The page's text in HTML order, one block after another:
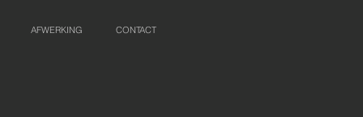
AFWERKING CONTACT